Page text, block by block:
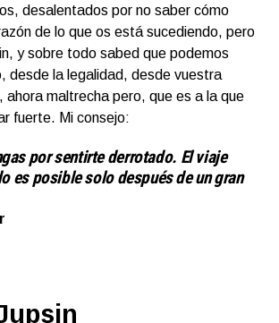
desalentados por no saber cómo
de lo que os está sucediendo, pero
y sobre todo sabed que podemos
desde la legalidad, desde vuestra
, ahora maltrecha pero, que es a la que
fuerte. Mi consejo:
por sentirte derrotado. El viaje
es posible solo después de un gran